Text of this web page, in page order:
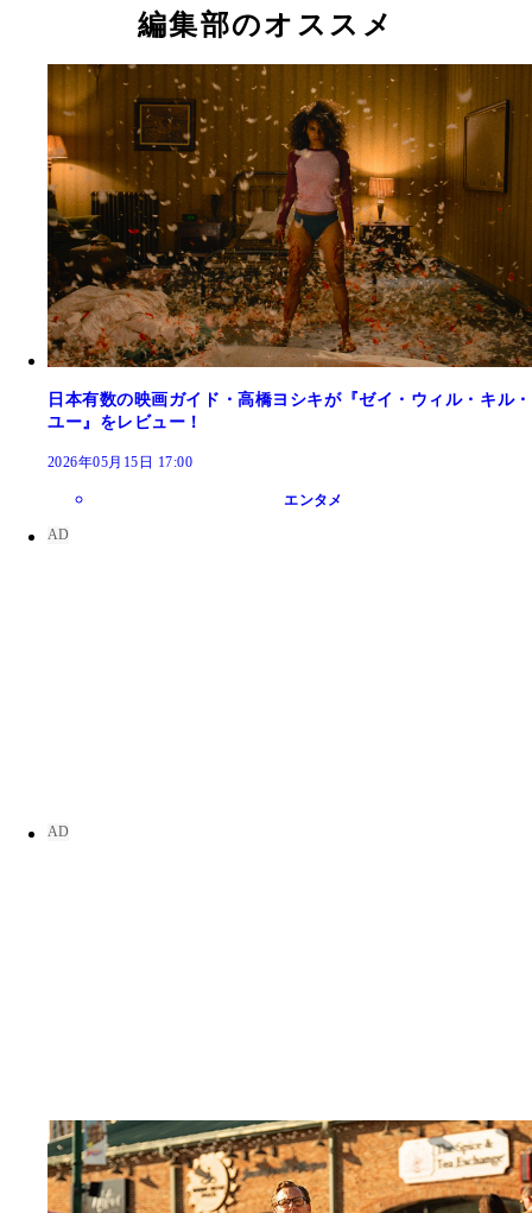
編集部のオススメ
日本有数の映画ガイド・高橋ヨシキが『ゼイ・ウィル・キル・
ユー』をレビュー！
2026年05月15日 17:00
エンタメ